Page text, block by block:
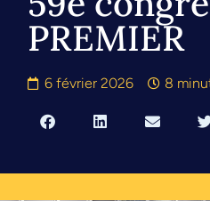
PREMIER
6 février 2026 8